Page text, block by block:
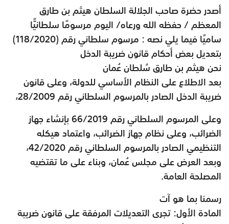
أصدر حضرة صاحب الجلالة السلطان هيثم بن طارق
المعظم / حفظه الله ورعاه/ اليوم مرسومًا سلطانيًّا
ساميًا فيما يلي نصه : مرسوم سلطاني رقم (118/2020)
بتعديل بعض أحكام قانون ضريبة الدخل
نحن هيثم بن طارق سُلطان عُمان
بعد الاطلاع على النظام الأساسي للدولة، وعلى قانون
ضريبة الدخل الصادر بالمرسوم السلطاني رقم 28/2009،
وعلى المرسوم السلطاني رقم 66/2019 بإنشاء جهاز
الضرائب، وعلى نظام جهاز الضرائب، واعتماد هيكله
التنظيمي الصادر بالمرسوم السلطاني رقم 42/2020،
وبعد العرض على مجلس عُمان، وبناء على ما تقتضيه
المصلحة العامة.
رسمنا بما هو آت
المادة الأول: تجرى التعديلات المرفقة على قانون ضريبة